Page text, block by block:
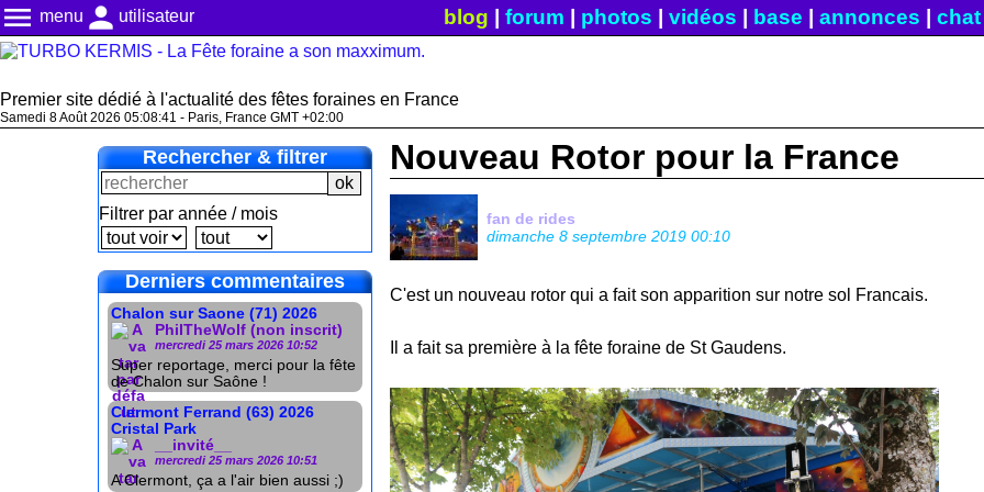
menu menu person utilisateur blog forum photos vidéos base annonces chat|
Premier site dédié à l'actualité des fêtes foraines en France
Samedi 8 Août 2026 05:08:42 - Paris, France GMT +02:00
Rechercher & filtrer
Filtrer par année / mois
Derniers commentaires
Chalon sur Saone (71) 2026
PhilTheWolf (non inscrit)
mercredi 25 mars 2026 10:52
Super reportage, merci pour la fête
de Chalon sur Saône !
Clermont Ferrand (63) 2026
Cristal Park
__invité__
mercredi 25 mars 2026 10:51
A Clermont, ça a l'air bien aussi ;)
Nouveau Rotor pour la France
fan de rides
dimanche 8 septembre 2019 00:10
C'est un nouveau rotor qui a fait son apparition sur notre sol Francais.
Il a fait sa première à la fête foraine de St Gaudens.